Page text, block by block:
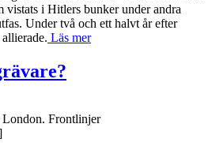
vistats i Hitlers bunker under andra
Under två och ett halvt år efter
Läs mer
Frontlinjer